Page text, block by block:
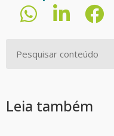
Leia também